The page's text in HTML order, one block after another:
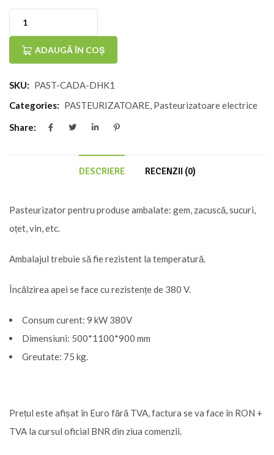
Pasteurizator
produse
ambalate
100
ADAUGĂ ÎN COȘ
SKU: PAST-CADA-DHK1
Categories: PASTEURIZATOARE, Pasteurizatoare electrice
Share:
DESCRIERE RECENZII (0)
Pasteurizator pentru produse ambalate: gem, zacuscă, sucuri,
oțet, vin, etc.
Ambalajul trebuie să fie rezistent la temperatură.
Încălzirea apei se face cu rezistențe de 380 V.
Consum curent: 9 kW 380V
Dimensiuni: 500*1100*900 mm
Greutate: 75 kg.
Prețul este afișat în Euro fără TVA, factura se va face în RON +
TVA la cursul oficial BNR din ziua comenzii.